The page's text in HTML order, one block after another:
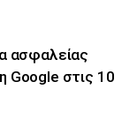
ασφαλείας
στις 10